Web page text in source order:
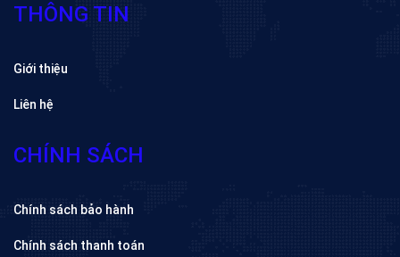
THÔNG TIN
Giới thiệu
Liên hệ
CHÍNH SÁCH
Chính sách bảo hành
Chính sách thanh toán